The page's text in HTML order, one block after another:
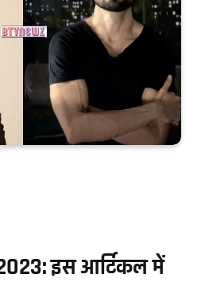
इस आर्टिकल में